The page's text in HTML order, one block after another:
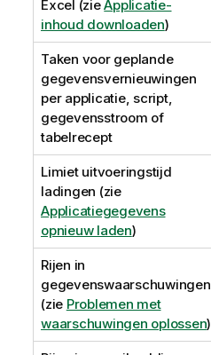
Excel (zieApplicatie-
inhoud downloaden)
Taken voor geplande
gegevensvernieuwingen
per applicatie, script,
gegevensstroom of
tabelrecept
Limiet uitvoeringstijd
ladingen (zie
Applicatiegegevens
opnieuw laden)
Rijen in
gegevenswaarschuwingen
(zie Problemen met
waarschuwingen oplossen)